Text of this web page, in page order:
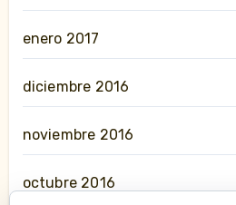
enero 2017
diciembre 2016
noviembre 2016
octubre 2016